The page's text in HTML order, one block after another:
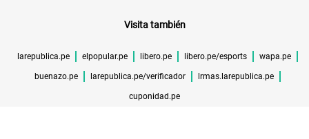
Visita también
larepublica.pe elpopular.pe libero.pe libero.pe/esports wapa.pe
buenazo.pe larepublica.pe/verificador lrmas.larepublica.pe
cuponidad.pe